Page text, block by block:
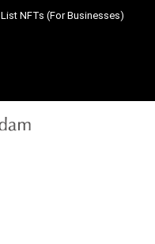
List NFTs (For Businesses)